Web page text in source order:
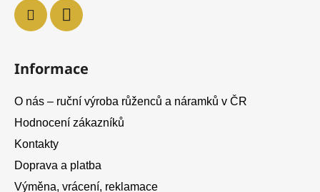
Informace
O nás – ruční výroba růženců a náramků v ČR
Hodnocení zákazníků
Kontakty
Doprava a platba
Výměna, vrácení, reklamace